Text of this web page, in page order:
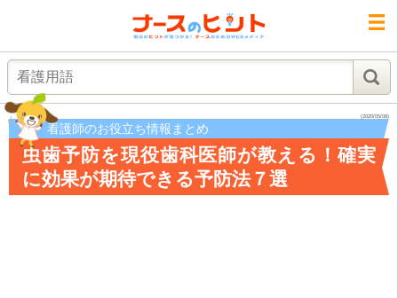
(2020/05/08)
看護師のお役立ち情報まとめ
虫歯予防を現役歯科医師が教える！確実
に効果が期待できる予防法７選